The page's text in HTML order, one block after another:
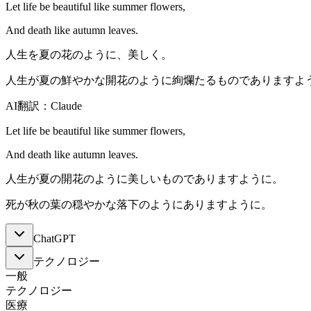
Let life be beautiful like summer flowers,
And death like autumn leaves.
人生を夏の花のように、美しく。
人生が夏の鮮やかな開花のように絢爛たるものでありますよ
AI翻訳：Claude
Let life be beautiful like summer flowers,
And death like autumn leaves.
人生が夏の開花のように美しいものでありますように。
死が秋の葉の穏やかな落下のようにありますように。
ChatGPT
テクノロジー
一般
テクノロジー
医療